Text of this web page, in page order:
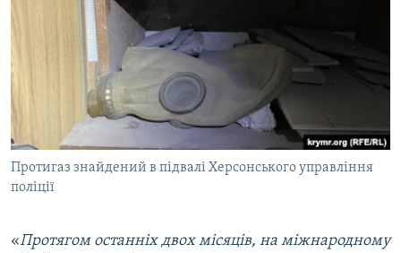
Протигаз знайдений в підвалі Херсонського управління
поліції
«Протягом останніх двох місяців, на міжнародному